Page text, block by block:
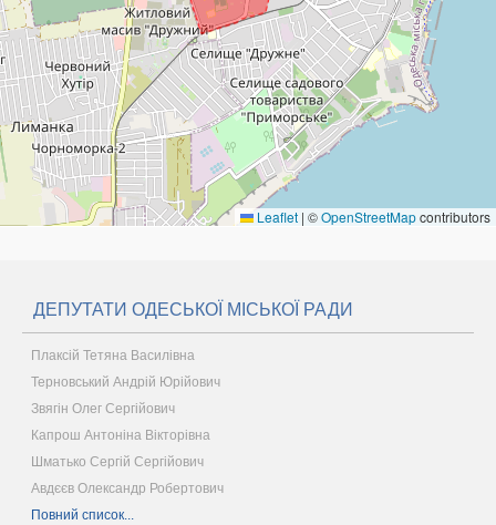
Leaflet | ©OpenStreetMapcontributors
ДЕПУТАТИ ОДЕСЬКОЇ МІСЬКОЇ РАДИ
Плаксій Тетяна Василівна
Терновський Андрій Юрійович
Звягін Олег Сергійович
Капрош Антоніна Вікторівна
Шматько Сергій Сергійович
Авдєєв Олександр Робертович
Повний список...